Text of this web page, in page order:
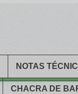
NOTAS
CHACRA DE